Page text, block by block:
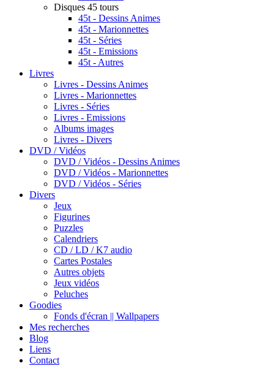
Disques 45 tours
45t - Dessins Animes
45t - Marionnettes
45t - Séries
45t - Emissions
45t - Autres
Livres
Livres - Dessins Animes
Livres - Marionnettes
Livres - Séries
Livres - Emissions
Albums images
Livres - Divers
DVD / Vidéos
DVD / Vidéos - Dessins Animes
DVD / Vidéos - Marionnettes
DVD / Vidéos - Séries
Divers
Jeux
Figurines
Puzzles
Calendriers
CD / LD / K7 audio
Cartes Postales
Autres objets
Jeux vidéos
Peluches
Goodies
Fonds d'écran || Wallpapers
Mes recherches
Blog
Liens
Contact